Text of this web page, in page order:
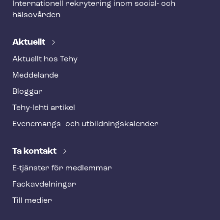
Internationell rekrytering inom social- och
hälsovården
Aktuellt
Aktuellt hos Tehy
Meddelande
Bloggar
Tehy-lehti artikel
Evenemangs- och ut­bild­nings­ka­len­der
Ta kontakt
E-tjänster för medlemmar
Fackav­del­ning­ar
Till medier